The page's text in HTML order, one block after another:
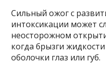
Сильный ожог с
интоксикации может
неосторожном
когда брызги
оболочки глаз или губ.